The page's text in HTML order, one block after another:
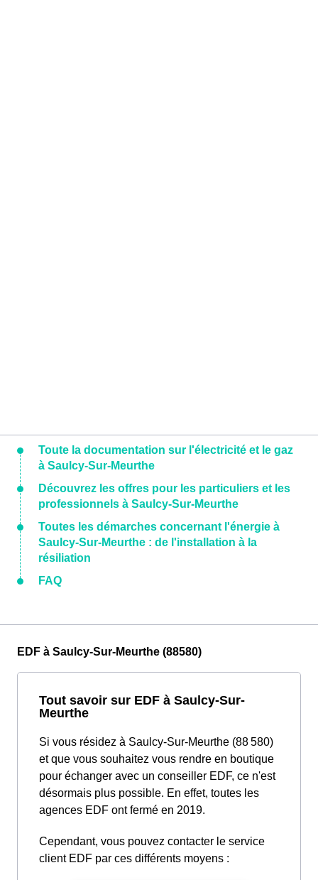
Toute la documentation sur l'électricité et le gaz
à Saulcy-Sur-Meurthe
Découvrez les offres pour les particuliers et les
professionnels à Saulcy-Sur-Meurthe
Toutes les démarches concernant l'énergie à
Saulcy-Sur-Meurthe : de l'installation à la
résiliation
FAQ
EDF à Saulcy-Sur-Meurthe (88580)
Tout savoir sur EDF à Saulcy-Sur-
Meurthe
Si vous résidez à Saulcy-Sur-Meurthe (88 580)
et que vous souhaitez vous rendre en boutique
pour échanger avec un conseiller EDF, ce n'est
désormais plus possible. En effet, toutes les
agences EDF ont fermé en 2019.
Cependant, vous pouvez contacter le service
client EDF par ces différents moyens :